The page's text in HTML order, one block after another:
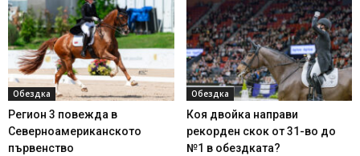
Обездка
Регион 3 повежда в
Северноамериканското
първенство
Обездка
Коя двойка направи
рекорден скок от 31-во до
№1 в обездката?